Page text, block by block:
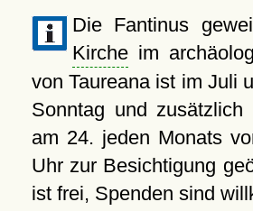
Die Fantinus
Kircheim
von Taureana ist im Juli
Sonntag und
am 24. jeden Monats
Uhr zur Besichtigung
ist frei, Spenden sind